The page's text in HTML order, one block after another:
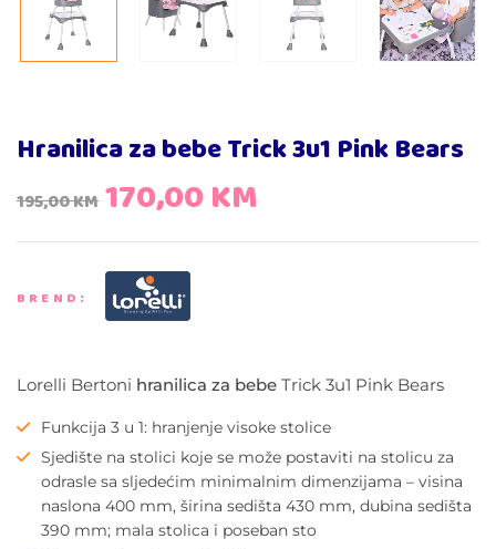
Hranilica za bebe Trick 3u1 Pink Bears
195,00KM 170,00KM
BREND:
Lorelli Bertoni hranilica za bebe Trick 3u1 Pink Bears
Funkcija 3 u 1: hranjenje visoke stolice
Sjedište na stolici koje se može postaviti na stolicu za
odrasle sa sljedećim minimalnim dimenzijama – visina
naslona 400 mm, širina sedišta 430 mm, dubina sedišta
390 mm; mala stolica i poseban sto